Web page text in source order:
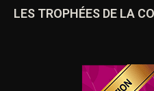
LES TROPHÉES DE LA